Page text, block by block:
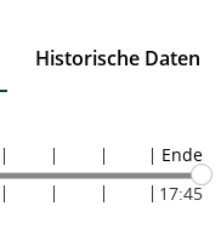
Historische Daten
Ende
17:45